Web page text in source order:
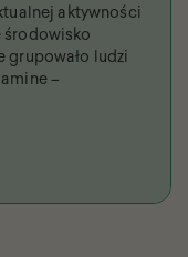
aktywności
środowisko
grupowało ludzi
–